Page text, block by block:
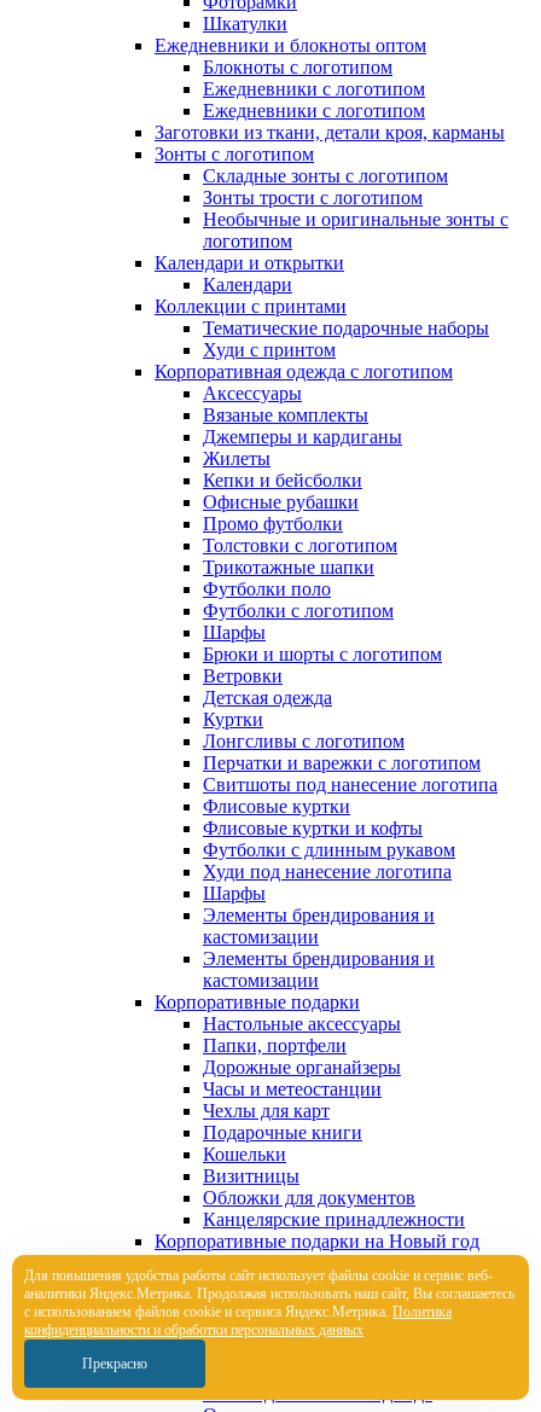
Шкатулки
Ежедневники и блокноты оптом
Блокноты с логотипом
Ежедневники с логотипом
Ежедневники с логотипом
Заготовки из ткани, детали кроя, карманы
Зонты с логотипом
Складные зонты с логотипом
Зонты трости с логотипом
Необычные и оригинальные зонты с
логотипом
Календари и открытки
Календари
Коллекции с принтами
Тематические подарочные наборы
Худи с принтом
Корпоративная одежда с логотипом
Аксессуары
Вязаные комплекты
Джемперы и кардиганы
Жилеты
Кепки и бейсболки
Офисные рубашки
Промо футболки
Толстовки с логотипом
Трикотажные шапки
Футболки поло
Футболки с логотипом
Шарфы
Брюки и шорты с логотипом
Ветровки
Детская одежда
Куртки
Лонгсливы с логотипом
Перчатки и варежки с логотипом
Свитшоты под нанесение логотипа
Флисовые куртки
Флисовые куртки и кофты
Футболки с длинным рукавом
Худи под нанесение логотипа
Шарфы
Элементы брендирования и
кастомизации
Элементы брендирования и
кастомизации
Корпоративные подарки
Настольные аксессуары
Папки, портфели
Дорожные органайзеры
Часы и метеостанции
Чехлы для карт
Подарочные книги
Кошельки
Визитницы
Обложки для документов
Канцелярские принадлежности
Корпоративные подарки на Новый год
Новогодние елки с логотипом
Новогодние елочные игрушки
Новогодние елочные шары
Новогодние подушки и пледы
Новогодняя вязаная одежда
Для повышения удобства работы сайт использует файлы cookie и сервис веб-
аналитики Яндекс.Метрика. Продолжая использовать наш сайт, Вы соглашаетесь
с использованием файлов cookie и сервиса Яндекс.Метрика. Политика
конфиденциальности и обработки персональных данных
Прекрасно